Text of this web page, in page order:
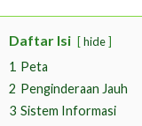
Daftar Isi hide
1 Peta
2 Penginderaan Jauh
3 Sistem Informasi